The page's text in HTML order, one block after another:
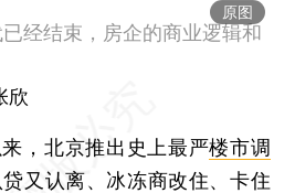
原图
经结束，房企的商业逻辑和
欣
，北京推出史上最严楼市调
贷又认离、冰冻商改住、卡住